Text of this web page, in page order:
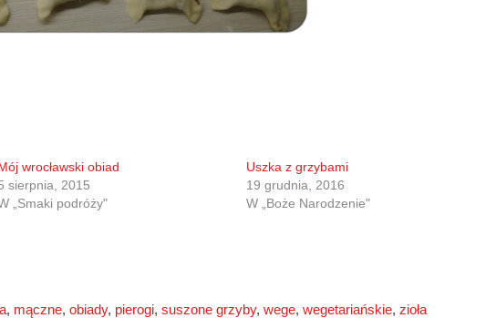
wrocławski obiad
sierpnia, 2015
„Smaki podróży"
Uszka z grzybami
19 grudnia, 2016
W „Boże Narodzenie"
, mączne,obiady, pierogi,suszone grzyby,wege,wegetariańskie,zioła